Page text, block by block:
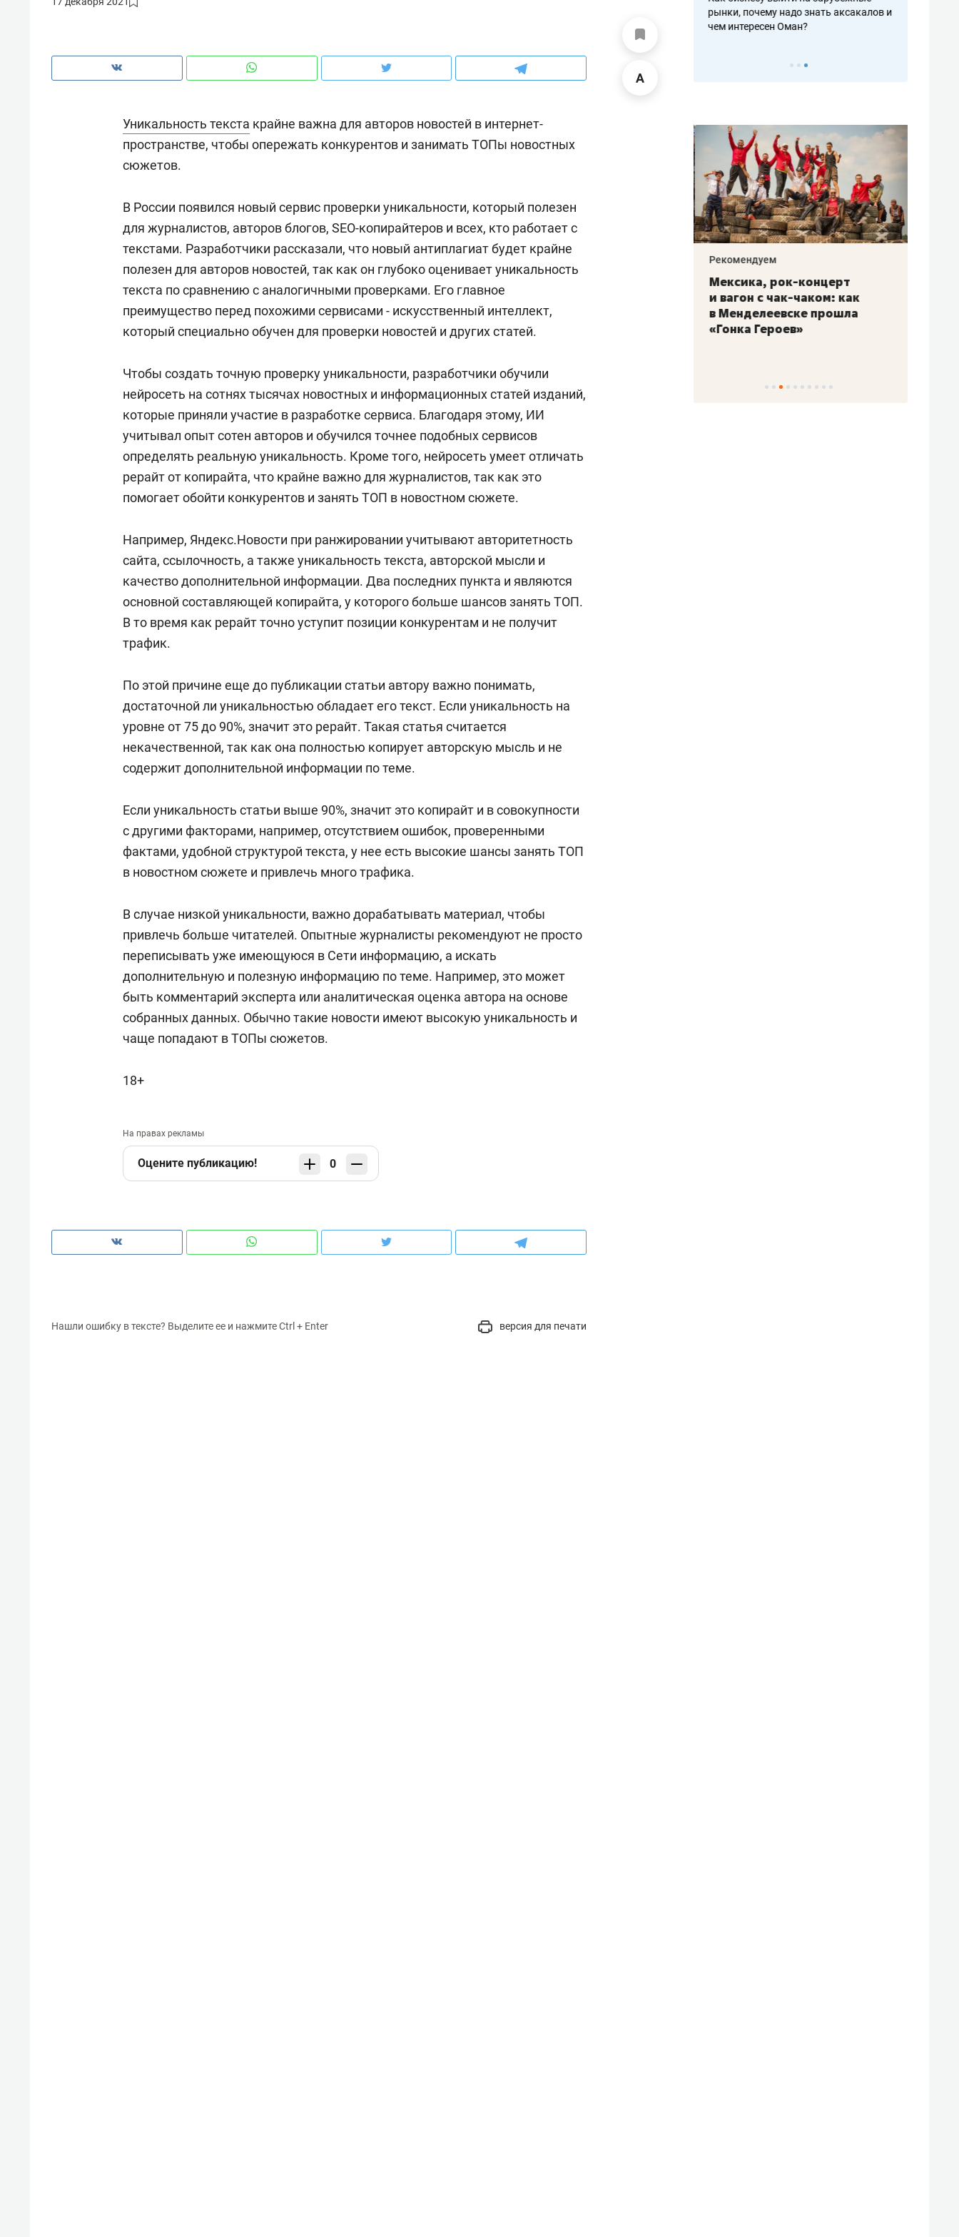
Уникальность текста крайне важна для авторов новостей в интернет-
пространстве, чтобы опережать конкурентов и занимать ТОПы новостных
сюжетов.
В России появился новый сервис проверки уникальности, который полезен
для журналистов, авторов блогов, SEO-копирайтеров и всех, кто работает с
текстами. Разработчики рассказали, что новый антиплагиат будет крайне
полезен для авторов новостей, так как он глубоко оценивает уникальность
текста по сравнению с аналогичными проверками. Его главное
преимущество перед похожими сервисами - искусственный интеллект,
который специально обучен для проверки новостей и других статей.
Чтобы создать точную проверку уникальности, разработчики обучили
нейросеть на сотнях тысячах новостных и информационных статей изданий,
которые приняли участие в разработке сервиса. Благодаря этому, ИИ
учитывал опыт сотен авторов и обучился точнее подобных сервисов
определять реальную уникальность. Кроме того, нейросеть умеет отличать
рерайт от копирайта, что крайне важно для журналистов, так как это
помогает обойти конкурентов и занять ТОП в новостном сюжете.
Например, Яндекс.Новости при ранжировании учитывают авторитетность
сайта, ссылочность, а также уникальность текста, авторской мысли и
качество дополнительной информации. Два последних пункта и являются
основной составляющей копирайта, у которого больше шансов занять ТОП.
В то время как рерайт точно уступит позиции конкурентам и не получит
трафик.
По этой причине еще до публикации статьи автору важно понимать,
достаточной ли уникальностью обладает его текст. Если уникальность на
уровне от 75 до 90%, значит это рерайт. Такая статья считается
некачественной, так как она полностью копирует авторскую мысль и не
содержит дополнительной информации по теме.
Если уникальность статьи выше 90%, значит это копирайт и в совокупности
с другими факторами, например, отсутствием ошибок, проверенными
фактами, удобной структурой текста, у нее есть высокие шансы занять ТОП
в новостном сюжете и привлечь много трафика.
В случае низкой уникальности, важно дорабатывать материал, чтобы
привлечь больше читателей. Опытные журналисты рекомендуют не просто
переписывать уже имеющуюся в Сети информацию, а искать
дополнительную и полезную информацию по теме. Например, это может
быть комментарий эксперта или аналитическая оценка автора на основе
собранных данных. Обычно такие новости имеют высокую уникальность и
чаще попадают в ТОПы сюжетов.
18+
На правах рекламы
Оцените публикацию! 0
Нашли ошибку в тексте? Выделите ее и нажмите Ctrl + Enter версия для печати
налогах и развитии без кредитов
рынки, почему надо знать аксакалов и
чем интересен Оман?
создают оазис жилого
комфорта под Казанью
150 камер до квартиры и Face
ID вместо ключа: какой будет
безопасность в ЖК «Нова»
Рекомендуем
Опыт выживания в дикой
природе, работа
с ментальным и физическим
состоянием как основа
Рекомендуем
Мексика, рок-концерт
и вагон с чак-чаком: как
в Менделеевске прошла
«Гонка Героев»